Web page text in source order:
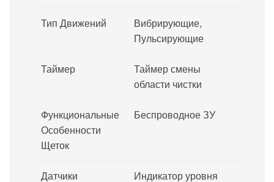
Тип Движений
Вибрирующие,
Пульсирующие
Таймер
Таймер смены
области чистки
Функциональные
Особенности
Щеток
Беспроводное ЗУ
Датчики
Индикатор уровня